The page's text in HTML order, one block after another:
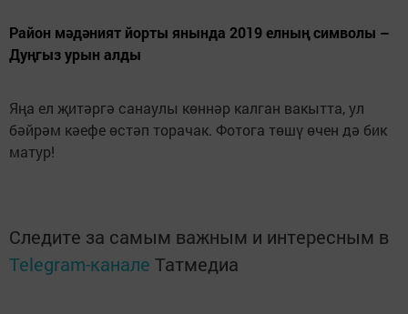
Район мәдәният йорты янында 2019 елның символы –
Дуңгыз урын алды
Яңа ел җитәргә санаулы көннәр калган вакытта, ул
бәйрәм кәефе өстәп торачак. Фотога төшү өчен дә бик
матур!
Следите за самым важным и интересным в
Telegram-канале Татмедиа